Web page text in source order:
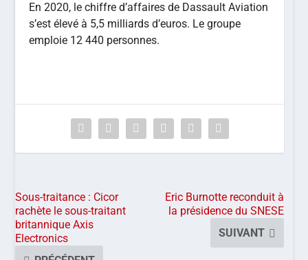
En 2020, le chiffre d’affaires de Dassault Aviation
s’est élevé à 5,5 milliards d’euros. Le groupe
emploie 12 440 personnes.
Sous-traitance : Cicor
rachète le sous-traitant
britannique Axis
Electronics
Eric Burnotte reconduit à
la présidence du SNESE
SUIVANT